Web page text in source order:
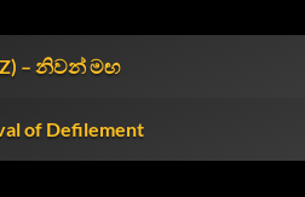
Z) – නිවන් මඟ
of Defilement